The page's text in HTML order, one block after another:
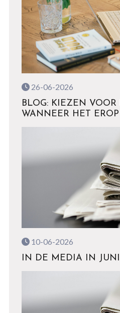
26-06-2026
BLOG: KIEZEN VOOR
WANNEER HET
10-06-2026
IN DE MEDIA IN JUNI